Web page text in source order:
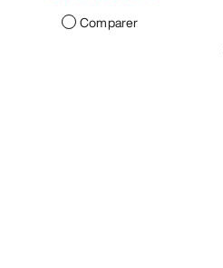
Comparer